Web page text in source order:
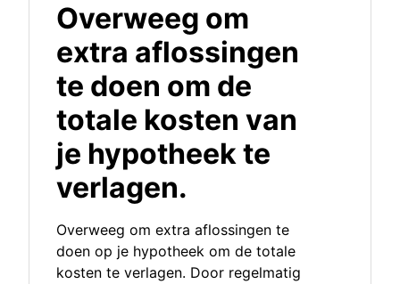
Overweeg om
extra aflossingen
te doen om de
totale kosten van
je hypotheek te
verlagen.
Overweeg om extra aflossingen te
doen op je hypotheek om de totale
kosten te verlagen. Door regelmatig